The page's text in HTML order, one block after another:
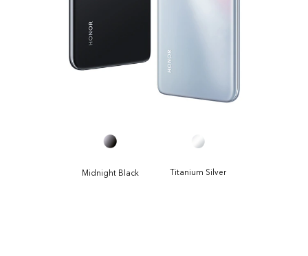
Midnight Black Titanium Silver